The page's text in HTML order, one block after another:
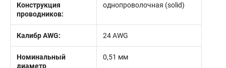
Конструкция
проводников:
однопроволочная (solid)
Калибр AWG: 24 AWG
Номинальный
диаметр
0,51 мм